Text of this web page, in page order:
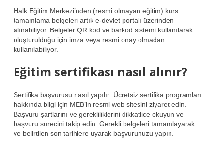
Halk Eğitim Merkezi’nden (resmi olmayan eğitim) kurs
tamamlama belgeleri artık e-devlet portalı üzerinden
alınabiliyor. Belgeler QR kod ve barkod sistemi kullanılarak
oluşturulduğu için imza veya resmi onay olmadan
kullanılabiliyor.
Eğitim sertifikası nasıl alınır?
Sertifika başvurusu nasıl yapılır: Ücretsiz sertifika programları
hakkında bilgi için MEB’in resmi web sitesini ziyaret edin.
Başvuru şartlarını ve gerekliliklerini dikkatlice okuyun ve
başvuru sürecini takip edin. Gerekli belgeleri tamamlayarak
ve belirtilen son tarihlere uyarak başvurunuzu yapın.